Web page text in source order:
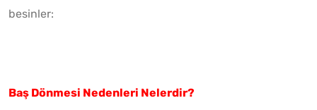
besinler:
Baş Dönmesi Nedenleri Nelerdir?